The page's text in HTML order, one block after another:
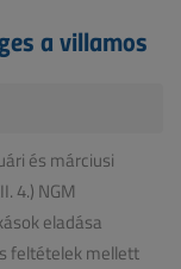
a villamos
és márciusi
4.) NGM
eladása
feltételek mellett